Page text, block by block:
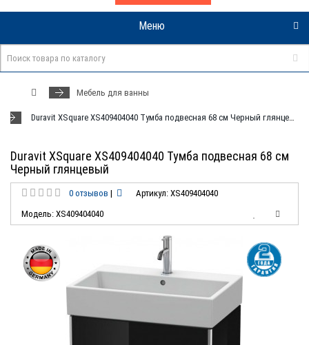
Меню
Мебель для ванны
Duravit XSquare XS409404040 Тумба подвесная 68 см Черный глянцевый
Duravit XSquare XS409404040 Тумба подвесная 68 см
Черный глянцевый
0 отзывов |
Артикул: XS409404040
Модель: XS409404040